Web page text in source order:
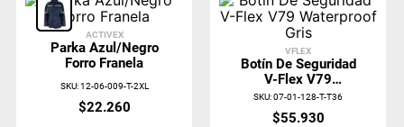
ACTIVEX
Parka Azul/Negro
Forro Franela
SKU:12-06-009-T-2XL
$22.260
VFLEX
Botín De Seguridad
V-Flex V79
Waterproof Gris
SKU:07-01-128-T-T36
$55.930